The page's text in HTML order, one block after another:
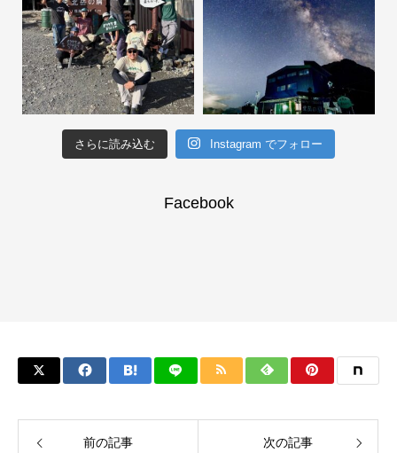
さらに読み込む Instagram でフォロー
Facebook
前の記事 次の記事